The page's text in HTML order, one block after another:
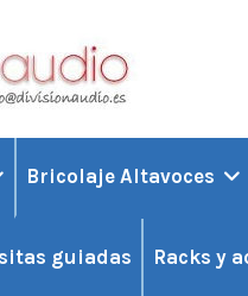
Bricolaje Altavoces
guiadas Racks y